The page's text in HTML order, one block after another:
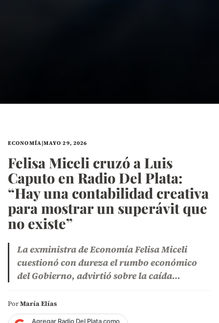
ECONOMÍA|MAYO 29, 2026
Felisa Miceli cruzó a Luis
Caputo en Radio Del Plata:
“Hay una contabilidad creativa
para mostrar un superávit que
no existe”
La exministra de Economía Felisa Miceli
cuestionó con dureza el rumbo económico
del Gobierno, advirtió sobre la caída…
PorMaría Elías
Agregar Radio Del Plata como